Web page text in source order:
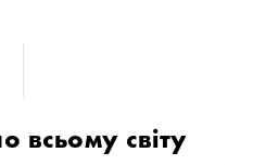
всьому світу